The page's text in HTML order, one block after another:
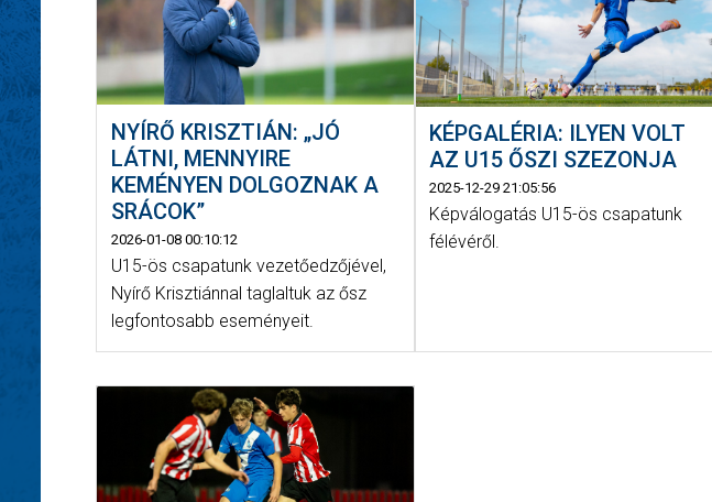
NYÍRŐ KRISZTIÁN: „JÓ
LÁTNI, MENNYIRE
KEMÉNYEN DOLGOZNAK A
SRÁCOK”
2026-01-08 00:10:12
U15-ös csapatunk vezetőedzőjével,
Nyírő Krisztiánnal taglaltuk az ősz
legfontosabb eseményeit.
KÉPGALÉRIA: ILYEN VOLT
AZ U15 ŐSZI SZEZONJA
2025-12-29 21:05:56
Képválogatás U15-ös csapatunk
félévéről.